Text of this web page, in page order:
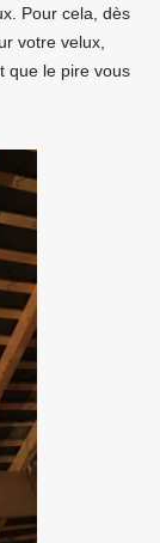
Pour cela, dès
votre velux,
que le pire vous